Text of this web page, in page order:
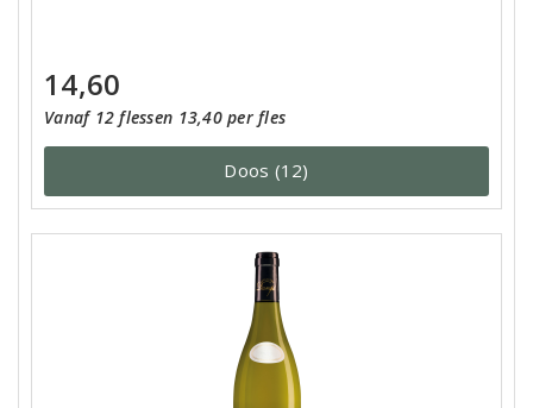
14,60
Vanaf 12 flessen 13,40 per fles
Doos (12)